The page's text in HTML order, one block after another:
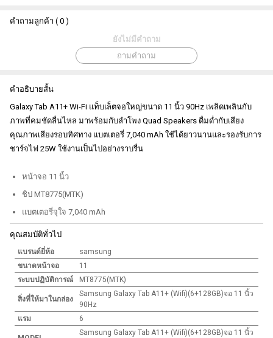
คำถามลูกค้า ( 0 )
ยังไม่มีคำถาม
ถามคำถาม
คำอธิบายสั้น
Galaxy Tab A11+ Wi-Fi แท็บเล็ตจอใหญ่ขนาด 11 นิ้ว 90Hz เพลิดเพลินกับ
ภาพที่คมชัดลื่นไหล มาพร้อมกับลำโพง Quad Speakers ดื่มด่ำกับเสียง
คุณภาพเสียงรอบทิศทาง แบตเตอรี่ 7,040 mAh ใช้ได้ยาวนานและรองรับการ
ชาร์จไฟ 25W ใช้งานเป็นไปอย่างราบรื่น
หน้าจอ 11 นิ้ว
ชิป MT8775(MTK)
แบตเตอรี่จุใจ 7,040 mAh
คุณสมบัติทั่วไป
แบรนด์ยี่ห้อ
samsung
ขนาดหน้าจอ
11
ระบบปฏิบัติการณ์
MT8775(MTK)
สิ่งที่ให้มาในกล่อง
Samsung Galaxy Tab A11+ (Wifi)(6+128GB)จอ 11 นิ้ว
90Hz
แรม
6
Samsung Galaxy Tab A11+ (Wifi)(6+128GB)จอ 11 นิ้ว